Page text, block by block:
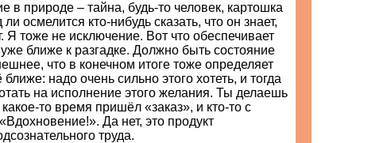
в природе – тайна, будь-то человек, картошка
осмелится кто-нибудь сказать, что он знает,
Я тоже не исключение. Вот что обеспечивает
ближе к разгадке. Должно быть состояние
что в конечном итоге тоже определяет
надо очень сильно этого хотеть, и тогда
на исполнение этого желания. Ты делаешь
то время пришёл «заказ», и кто-то с
Да нет, это продукт
труда.